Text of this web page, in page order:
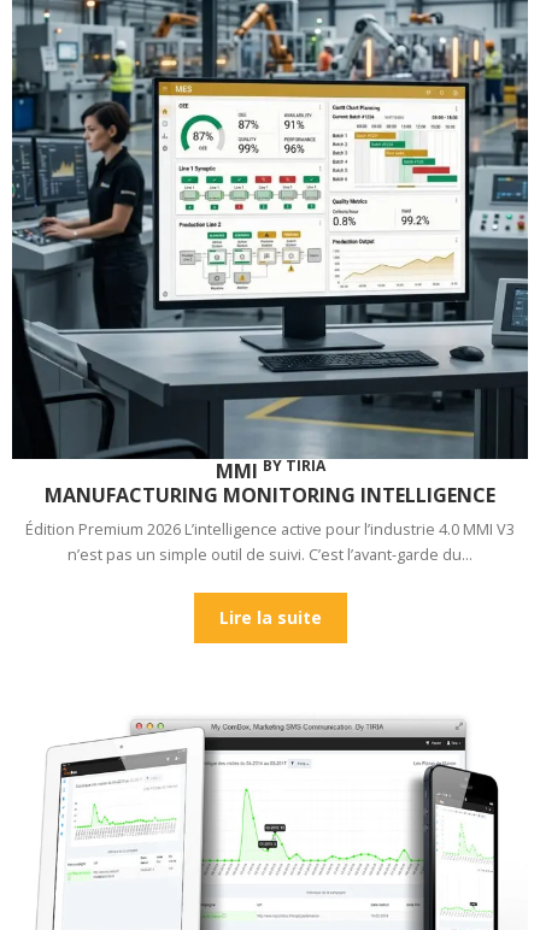
MMI BY TIRIA
MANUFACTURING MONITORING INTELLIGENCE
Édition Premium 2026 L’intelligence active pour l’industrie 4.0 MMI V3
n’est pas un simple outil de suivi. C’est l’avant-garde du…
Lire la suite